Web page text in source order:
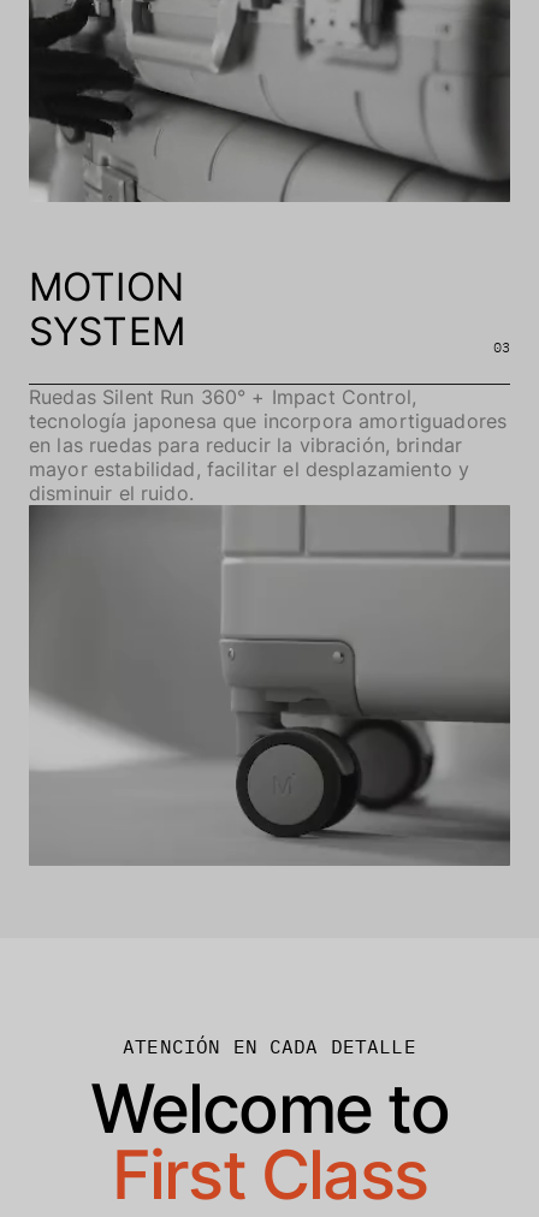
MOTION
SYSTEM
03
Ruedas Silent Run 360° + Impact Control,
tecnología japonesa que incorpora amortiguadores
en las ruedas para reducir la vibración, brindar
mayor estabilidad, facilitar el desplazamiento y
disminuir el ruido.
ATENCIÓN EN CADA DETALLE
Welcome to
First Class